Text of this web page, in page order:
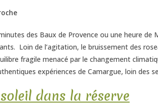
des Baux de Provence ou une heure
Loin de l’agitation, le bruissement des
fragile menacé par le changement
expériences de Camargue, loin des
dans la réserve